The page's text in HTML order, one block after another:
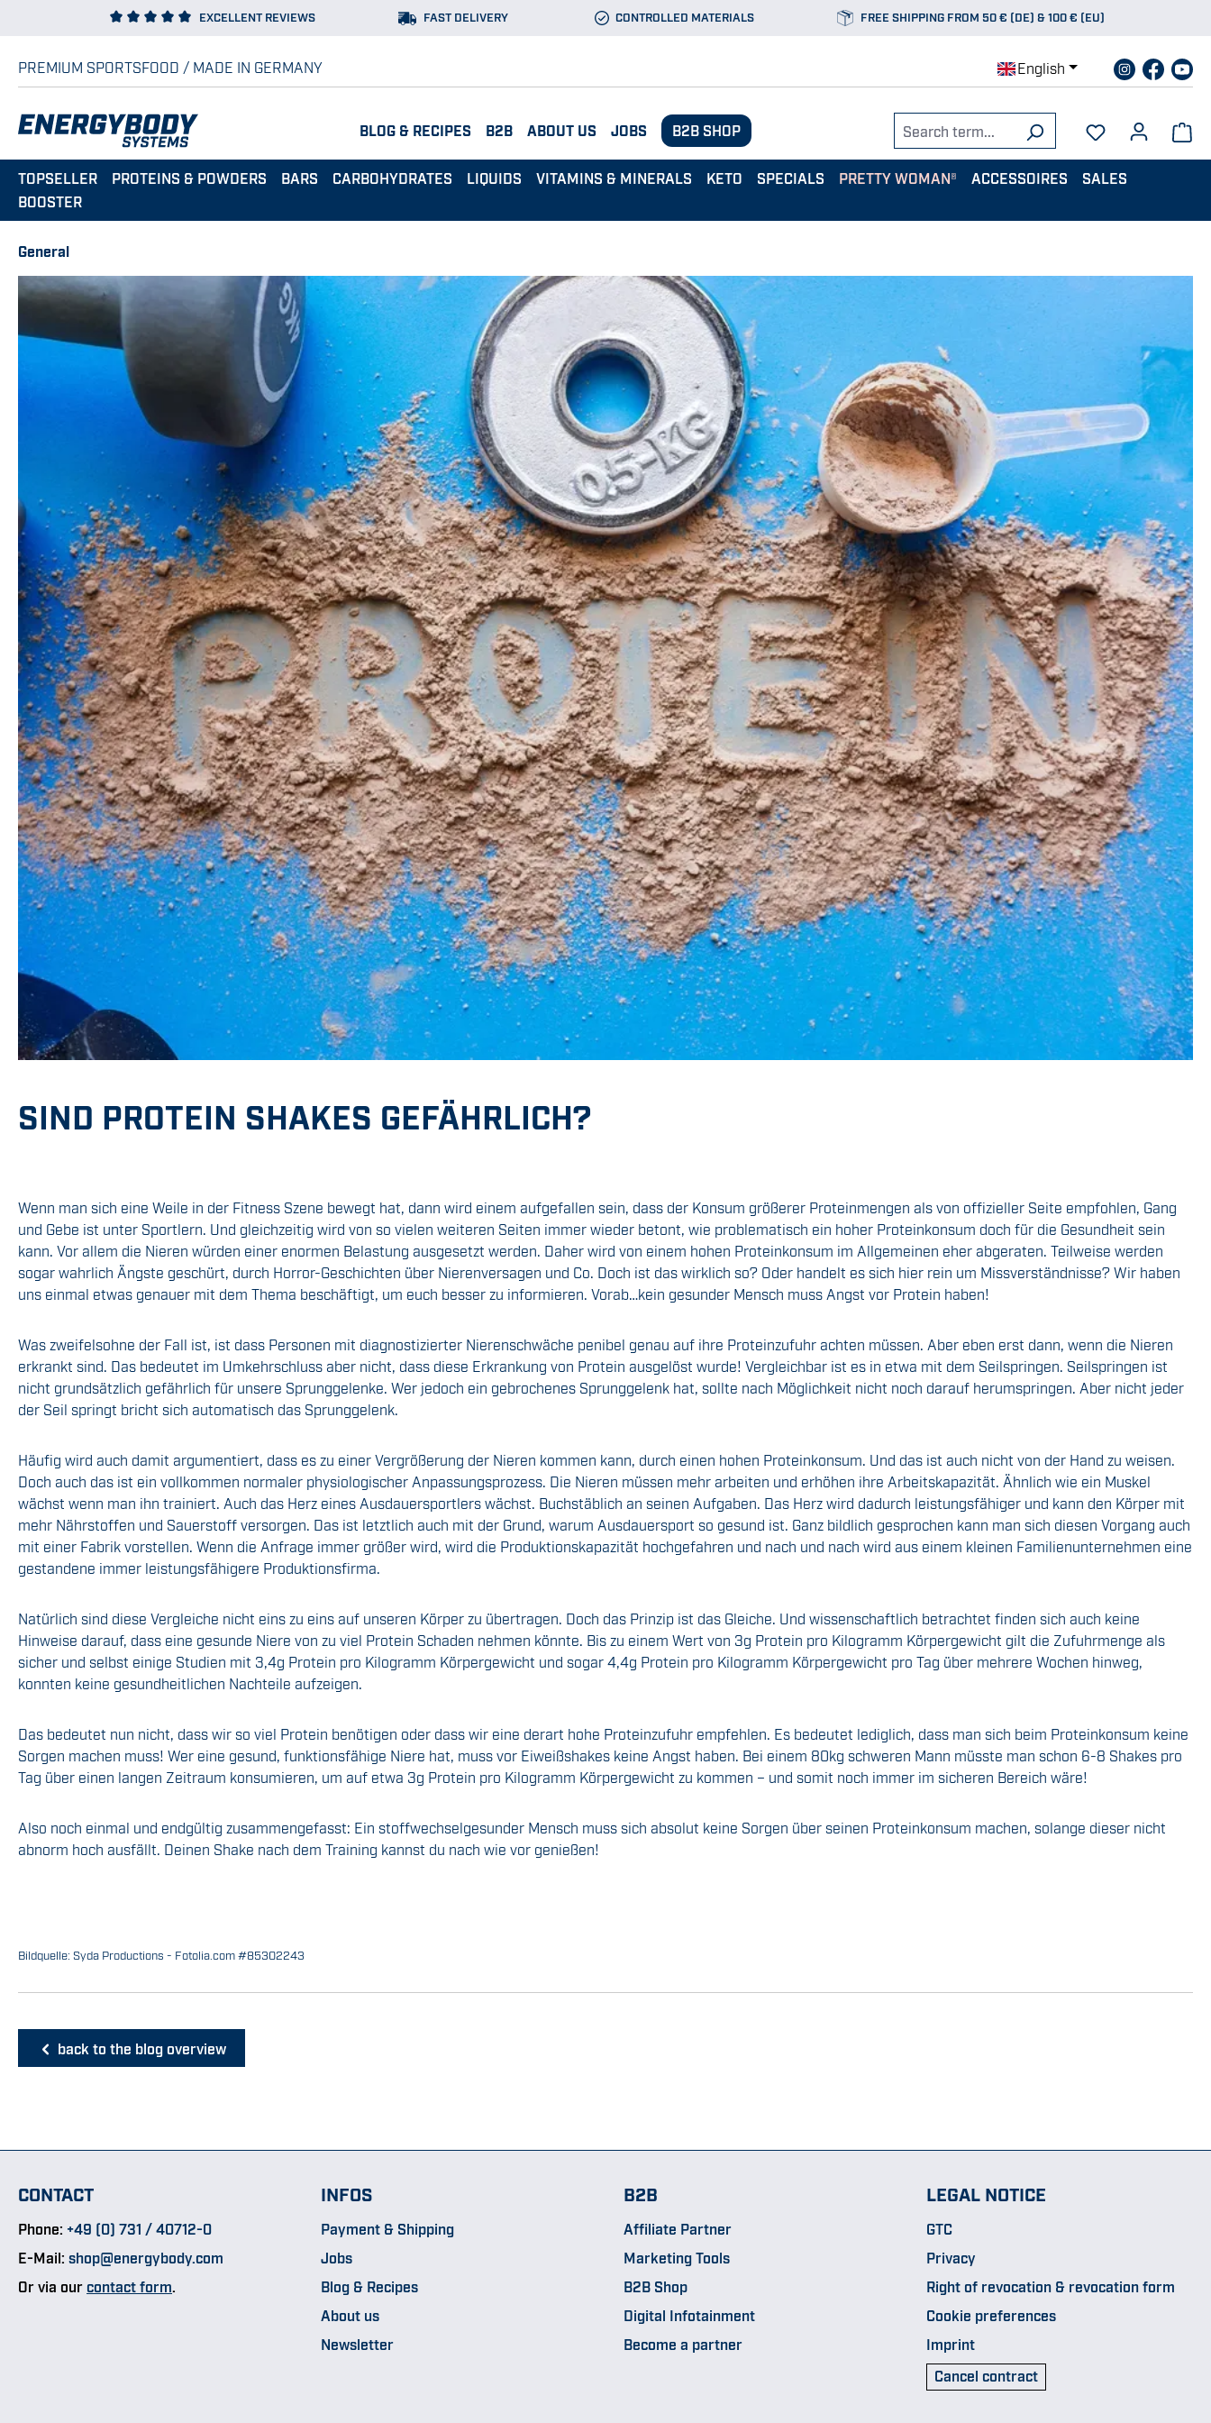
to main content
Skip to main navigation EXCELLENT REVIEWS FAST DELIVERY CONTROLLED MATERIALS FREE SHIPPING FROM 50 € (DE) & 100 € (EU)
PREMIUM SPORTSFOOD / MADE IN GERMANY English
BLOG & RECIPES B2B ABOUT US JOBS B2B SHOP
TOPSELLER PROTEINS & POWDERS BARS CARBOHYDRATES LIQUIDS VITAMINS & MINERALS KETO SPECIALS PRETTY WOMAN® ACCESSOIRES
SALES
BOOSTER
General
SIND PROTEIN SHAKES GEFÄHRLICH?
Wenn man sich eine Weile in der Fitness Szene bewegt hat, dann wird einem aufgefallen sein, dass der Konsum größerer Proteinmengen als von offizieller Seite empfohlen, Gang
und Gebe ist unter Sportlern. Und gleichzeitig wird von so vielen weiteren Seiten immer wieder betont, wie problematisch ein hoher Proteinkonsum doch für die Gesundheit sein
kann. Vor allem die Nieren würden einer enormen Belastung ausgesetzt werden. Daher wird von einem hohen Proteinkonsum im Allgemeinen eher abgeraten. Teilweise werden
sogar wahrlich Ängste geschürt, durch Horror-Geschichten über Nierenversagen und Co. Doch ist das wirklich so? Oder handelt es sich hier rein um Missverständnisse? Wir haben
uns einmal etwas genauer mit dem Thema beschäftigt, um euch besser zu informieren. Vorab…kein gesunder Mensch muss Angst vor Protein haben!
Was zweifelsohne der Fall ist, ist dass Personen mit diagnostizierter Nierenschwäche penibel genau auf ihre Proteinzufuhr achten müssen. Aber eben erst dann, wenn die Nieren
erkrankt sind. Das bedeutet im Umkehrschluss aber nicht, dass diese Erkrankung von Protein ausgelöst wurde! Vergleichbar ist es in etwa mit dem Seilspringen. Seilspringen ist
nicht grundsätzlich gefährlich für unsere Sprunggelenke. Wer jedoch ein gebrochenes Sprunggelenk hat, sollte nach Möglichkeit nicht noch darauf herumspringen. Aber nicht jeder
der Seil springt bricht sich automatisch das Sprunggelenk.
Häufig wird auch damit argumentiert, dass es zu einer Vergrößerung der Nieren kommen kann, durch einen hohen Proteinkonsum. Und das ist auch nicht von der Hand zu weisen.
Doch auch das ist ein vollkommen normaler physiologischer Anpassungsprozess. Die Nieren müssen mehr arbeiten und erhöhen ihre Arbeitskapazität. Ähnlich wie ein Muskel
wächst wenn man ihn trainiert. Auch das Herz eines Ausdauersportlers wächst. Buchstäblich an seinen Aufgaben. Das Herz wird dadurch leistungsfähiger und kann den Körper mit
mehr Nährstoffen und Sauerstoff versorgen. Das ist letztlich auch mit der Grund, warum Ausdauersport so gesund ist. Ganz bildlich gesprochen kann man sich diesen Vorgang auch
mit einer Fabrik vorstellen. Wenn die Anfrage immer größer wird, wird die Produktionskapazität hochgefahren und nach und nach wird aus einem kleinen Familienunternehmen eine
gestandene immer leistungsfähigere Produktionsfirma.
Natürlich sind diese Vergleiche nicht eins zu eins auf unseren Körper zu übertragen. Doch das Prinzip ist das Gleiche. Und wissenschaftlich betrachtet finden sich auch keine
Hinweise darauf, dass eine gesunde Niere von zu viel Protein Schaden nehmen könnte. Bis zu einem Wert von 3g Protein pro Kilogramm Körpergewicht gilt die Zufuhrmenge als
sicher und selbst einige Studien mit 3,4g Protein pro Kilogramm Körpergewicht und sogar 4,4g Protein pro Kilogramm Körpergewicht pro Tag über mehrere Wochen hinweg,
konnten keine gesundheitlichen Nachteile aufzeigen.
Das bedeutet nun nicht, dass wir so viel Protein benötigen oder dass wir eine derart hohe Proteinzufuhr empfehlen. Es bedeutet lediglich, dass man sich beim Proteinkonsum keine
Sorgen machen muss! Wer eine gesund, funktionsfähige Niere hat, muss vor Eiweißshakes keine Angst haben. Bei einem 80kg schweren Mann müsste man schon 6-8 Shakes pro
Tag über einen langen Zeitraum konsumieren, um auf etwa 3g Protein pro Kilogramm Körpergewicht zu kommen – und somit noch immer im sicheren Bereich wäre!
Also noch einmal und endgültig zusammengefasst: Ein stoffwechselgesunder Mensch muss sich absolut keine Sorgen über seinen Proteinkonsum machen, solange dieser nicht
abnorm hoch ausfällt. Deinen Shake nach dem Training kannst du nach wie vor genießen!
Bildquelle: Syda Productions - Fotolia.com #85302243
back to the blog overview
CONTACT
Phone: +49 (0) 731 / 40712-0
E-Mail: shop@energybody.com
Or via our contact form.
INFOS
Payment & Shipping
Jobs
Blog & Recipes
About us
Newsletter
B2B
Affiliate Partner
Marketing Tools
B2B Shop
Digital Infotainment
Become a partner
LEGAL NOTICE
GTC
Privacy
Right of revocation & revocation form
Cookie preferences
Imprint
Cancel contract